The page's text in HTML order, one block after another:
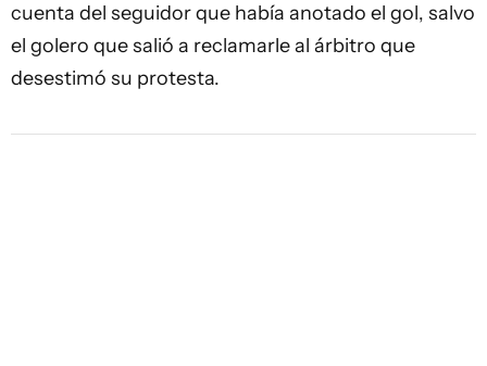
cuenta del seguidor que había anotado el gol, salvo
el golero que salió a reclamarle al árbitro que
desestimó su protesta.